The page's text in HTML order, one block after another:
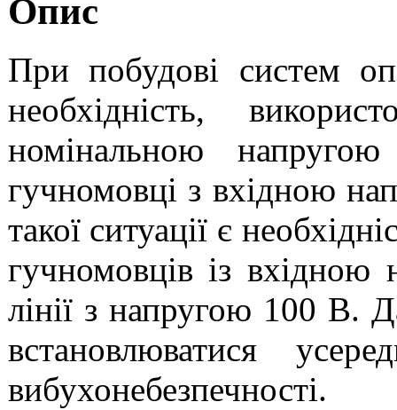
Опис
При побудові систем
необхідність,
номінальною
гучномовці з вхідною
такої ситуації є
гучномовців із
лінії з напругою 100 В.
встановлюватися
вибухонебезпечності.